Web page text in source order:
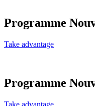
Programme
Take advantage
Programme
Take advantage